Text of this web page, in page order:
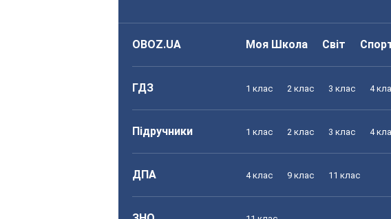
OBOZ.UA Моя Школа Світ
ГДЗ 1 клас 2 клас 3 клас 4
Підручники 1 клас 2 клас 3 клас 4
ДПА 4 клас 9 клас 11 клас